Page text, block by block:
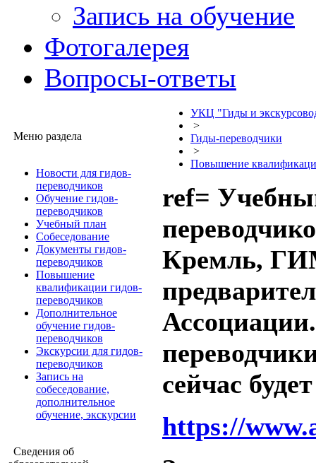
Запись на обучение
Фотогалерея
Вопросы-ответы
Меню раздела
Новости для гидов-
переводчиков
Обучение гидов-
переводчиков
Учебный план
Собеседование
Документы гидов-
переводчиков
Повышение
квалификации гидов-
переводчиков
Дополнительное
обучение гидов-
переводчиков
Экскурсии для гидов-
переводчиков
Запись на
собеседование,
дополнительное
обучение, экскурсии
Сведения об
УКЦ "Гиды и
>
Гиды-переводчики
>
Повышение
ref=
Кремль,
сейчас
https://